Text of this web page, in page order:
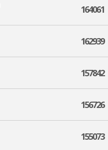
164061
162939
157842
156726
155073